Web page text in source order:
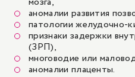
аномалии развития
патологии желудочно-
признаки задержки
(ЗРП),
многоводие или
аномалии плаценты.